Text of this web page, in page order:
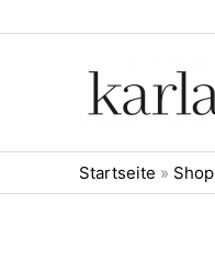
Inhalt
Startseite » Shop